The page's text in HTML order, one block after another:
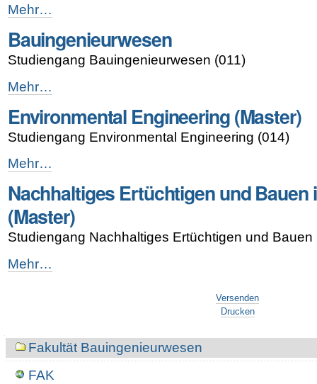
Infrastrukturmanagement
-
Mehr…
Bauingenieurwesen
Studiengang Bauingenieurwesen (011)
Bauingenieurwesen
-
Mehr…
Environmental Engineering (Master)
Studiengang Environmental Engineering (014)
Environmental
Engineering
(Master)
-
Mehr…
Nachhaltiges Ertüchtigen und Bauen
(Master)
Studiengang Nachhaltiges Ertüchtigen und Bauen
Nachhaltiges
Ertüchtigen
(Master)
Mehr…
Versenden
Drucken
NavigationFakultät Bauingenieurwesen
FAK